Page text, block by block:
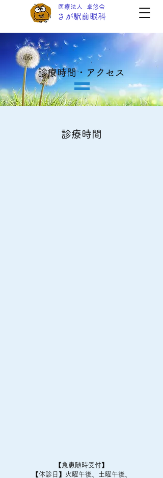
医療法人 卓悠会
さが駅前眼科
​診療時間・アクセス
​診療時間
【​急患随時受付】
【休診日】火曜午後、土曜午後、